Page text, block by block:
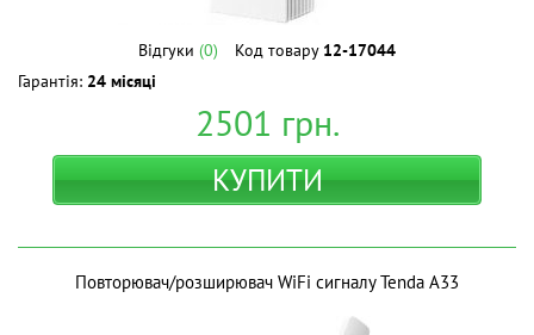
Відгуки (0) Код товару 12-17044
Гарантія: 24 місяці
2501 грн.
КУПИТИ
Повторювач/розширювач WiFi сигналу Tenda A33